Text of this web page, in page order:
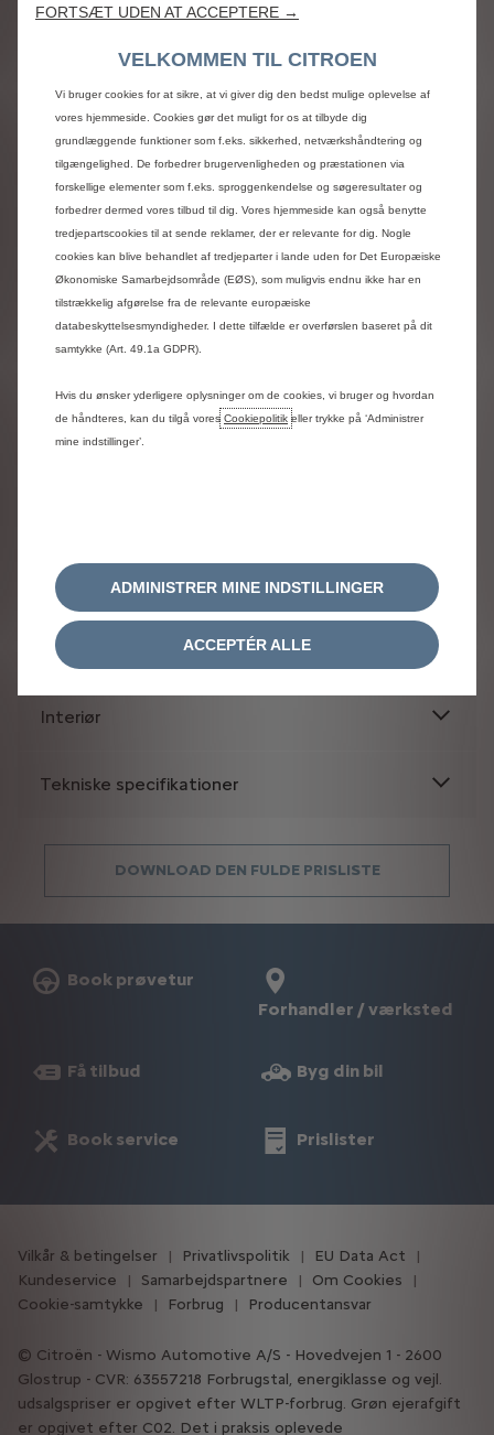
Book prøvetur
Forhandler / værksted
Få tilbud Byg din bil
Book service Prislister
Citroën - Wismo Automotive A/S - Hovedvejen 1 - 2600
Glostrup - CVR: 63557218 Forbrugstal, energiklasse og vejl.
udsalgspriser er opgivet efter WLTP-forbrug. Grøn ejerafgift
er opgivet efter C02. Det i praksis oplevede
Vilkår & betingelser Privatlivspolitik
EU Data Act
Kundeservice
Samarbejdspartnere
Om Cookies
Cookie-samtykke
Forbrug Producentansvar
FORTSÆT UDEN AT ACCEPTERE →
VELKOMMEN TIL CITROEN
Vi bruger cookies for at sikre, at vi giver dig den bedst mulige oplevelse af
vores hjemmeside. Cookies gør det muligt for os at tilbyde dig
grundlæggende funktioner som f.eks. sikkerhed, netværkshåndtering og
tilgængelighed. De forbedrer brugervenligheden og præstationen via
forskellige elementer som f.eks. sproggenkendelse og søgeresultater og
forbedrer dermed vores tilbud til dig. Vores hjemmeside kan også benytte
tredjepartscookies til at sende reklamer, der er relevante for dig. Nogle
cookies kan blive behandlet af tredjeparter i lande uden for Det Europæiske
Økonomiske Samarbejdsområde (EØS), som muligvis endnu ikke har en
tilstrækkelig afgørelse fra de relevante europæiske
databeskyttelsesmyndigheder. I dette tilfælde er overførslen baseret på dit
samtykke (Art. 49.1a GDPR).
Hvis du ønsker yderligere oplysninger om de cookies, vi bruger og hvordan
de håndteres, kan du tilgå vores Cookiepolitik eller trykke på ‘Administrer
mine indstillinger’.
ADMINISTRER MINE INDSTILLINGER
ACCEPTÉR ALLE